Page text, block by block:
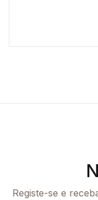
Registe-se e